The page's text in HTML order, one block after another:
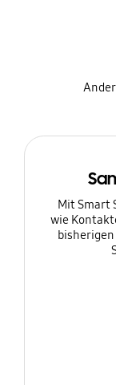
Mit Smart
wie